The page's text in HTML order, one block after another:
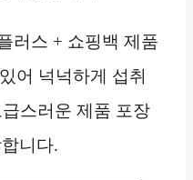
러스 + 쇼핑백 제품
어 넉넉하게 섭취
스러운 제품 포장
니다.